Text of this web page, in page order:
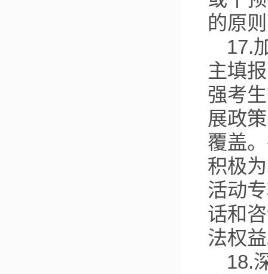
的原
17.
主填
强考
展政
覆盖
积极
活动
话和
法权
18.